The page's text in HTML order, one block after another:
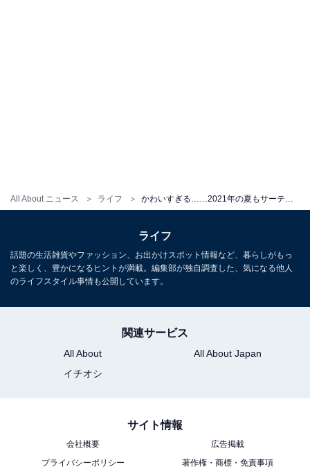
All About ニュース ライフ
ライフ
話題の生活雑貨やファッション、お出かけスポット情報など、暮らしがもっ
と楽しく、豊かになるヒントが満載。編集部が独自調査した、気になる他人
のライフスタイル事情も公開しています。
関連サービス
All About
All About Japan
イチオシ
サイト情報
会社概要
広告掲載
プライバシーポリシー
著作権・商標・免責事項